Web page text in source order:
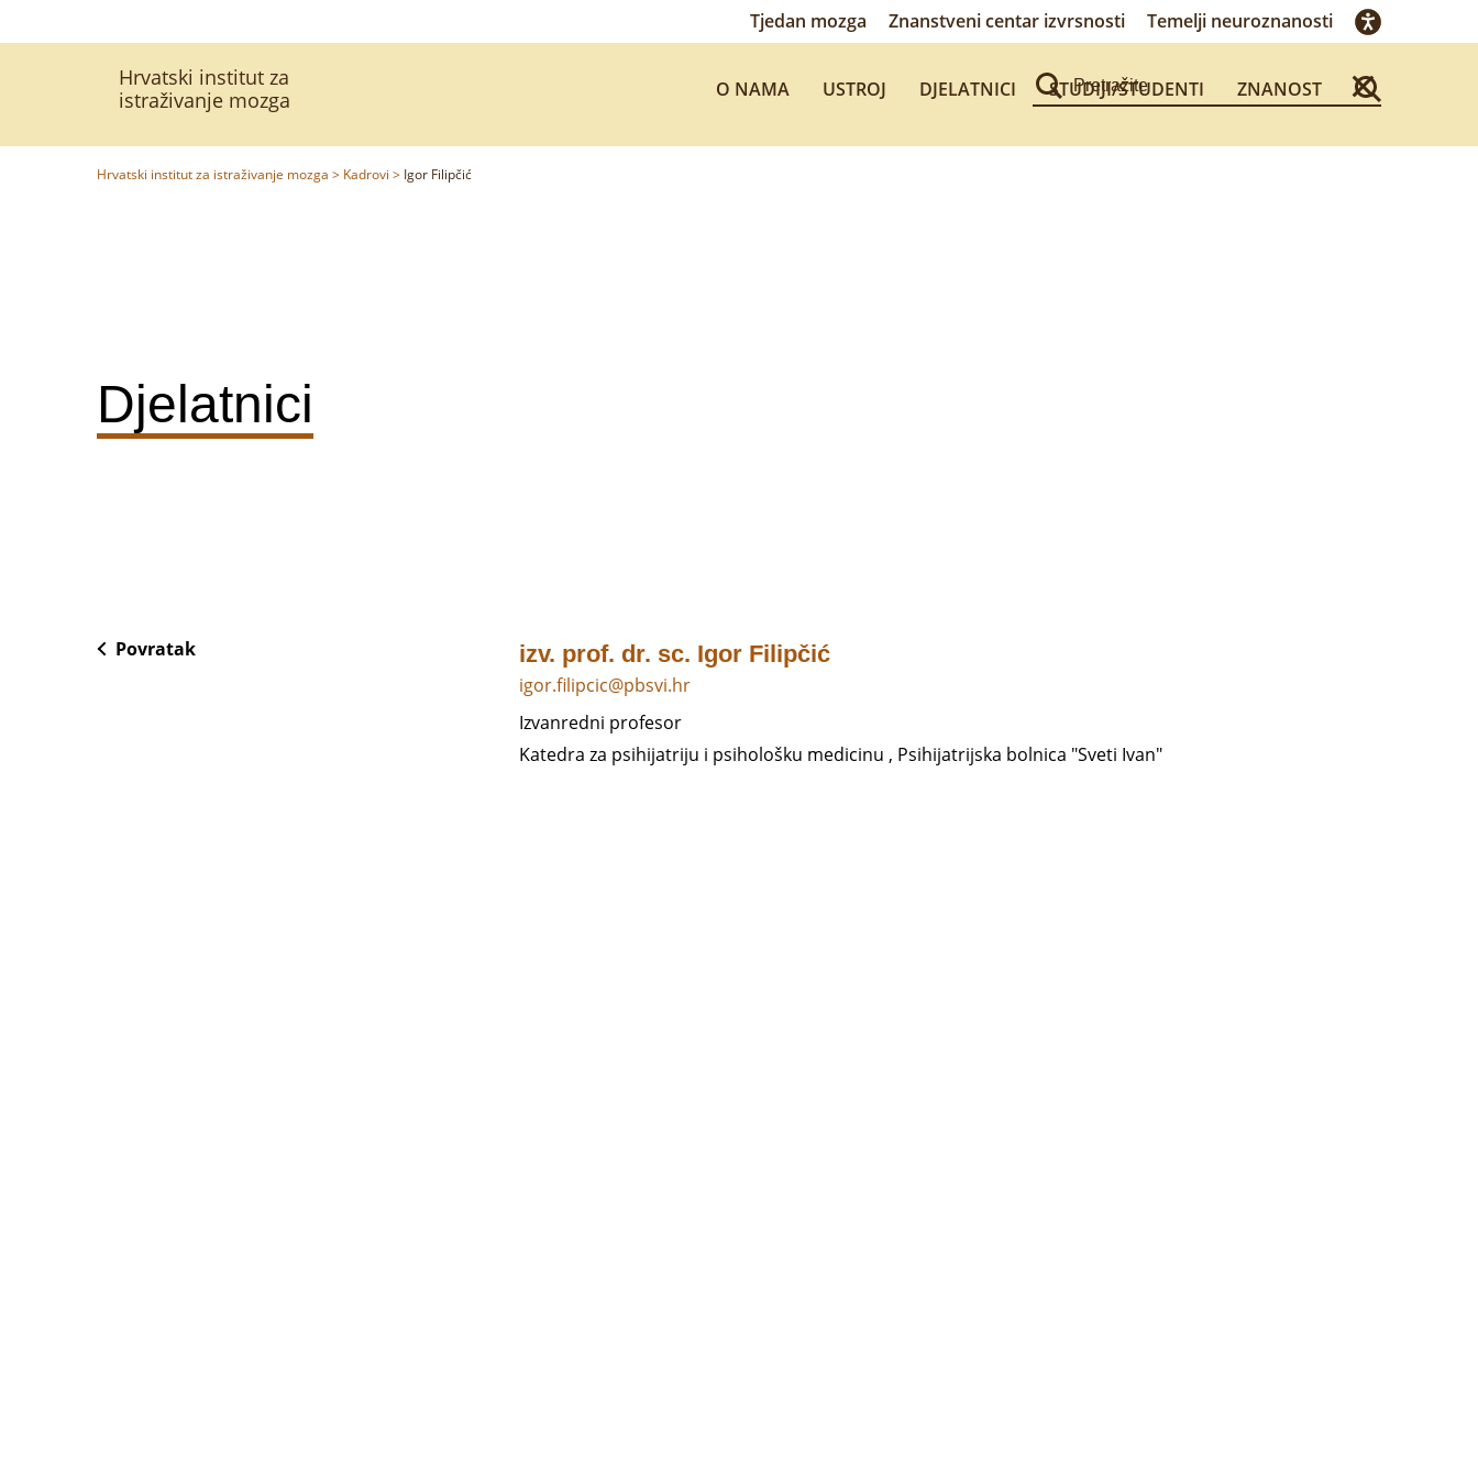
Tjedan mozga Znanstveni centar izvrsnosti Temelji neuroznanosti
Hrvatski institut za
istraživanje mozga
O NAMA USTROJ DJELATNICI STUDIJI/STUDENTI ZNANOST
Hrvatski institut za istraživanje mozga > Kadrovi > Igor Filipčić
Djelatnici
Povratak izv. prof. dr. sc. Igor Filipčić
igor.filipcic@pbsvi.hr
Izvanredni profesor
Katedra za psihijatriju i psihološku medicinu , Psihijatrijska bolnica "Sveti Ivan"